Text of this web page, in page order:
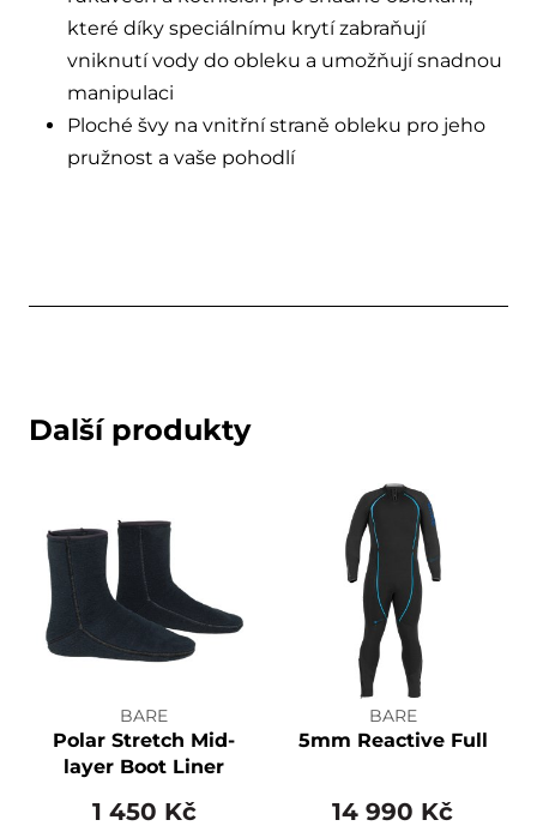
které díky speciálnímu krytí zabraňují
vniknutí vody do obleku a umožňují snadnou
manipulaci
Ploché švy na vnitřní straně obleku pro jeho
pružnost a vaše pohodlí
Další produkty
BARE
Polar Stretch Mid-
layer Boot Liner
1 450 Kč
BARE
5mm Reactive Full
14 990 Kč